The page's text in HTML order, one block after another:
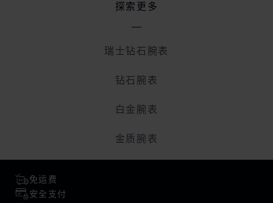
探索更多
瑞士钻石腕表
钻石腕表
白金腕表
金质腕表
免运费
安全支付